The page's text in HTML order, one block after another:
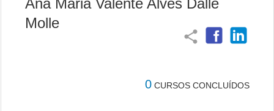
Ana Maria Valente Alves Dalle
Molle
share
0 CURSOS CONCLUÍDOS